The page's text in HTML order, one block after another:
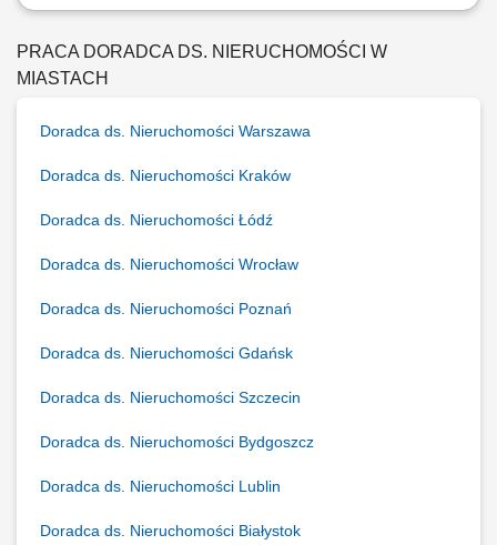
Zadania, które na Ciebie czekają: Aktywne pozyskiwanie nowych
odpowiedzialnych za decyzje zakupowe; Prowadzenie rozmów
handlowych, spotkań oraz negocjacji z klientami; Identyfikacja potrzeb
biznesowych klienta i przygotowanie...
PRACA DORADCA DS. NIERUCHOMOŚCI W
MIASTACH
Doradca ds. Nieruchomości Warszawa
Doradca ds. Nieruchomości Kraków
Doradca ds. Nieruchomości Łódź
Doradca ds. Nieruchomości Wrocław
Doradca ds. Nieruchomości Poznań
Doradca ds. Nieruchomości Gdańsk
Doradca ds. Nieruchomości Szczecin
Doradca ds. Nieruchomości Bydgoszcz
Doradca ds. Nieruchomości Lublin
Doradca ds. Nieruchomości Białystok